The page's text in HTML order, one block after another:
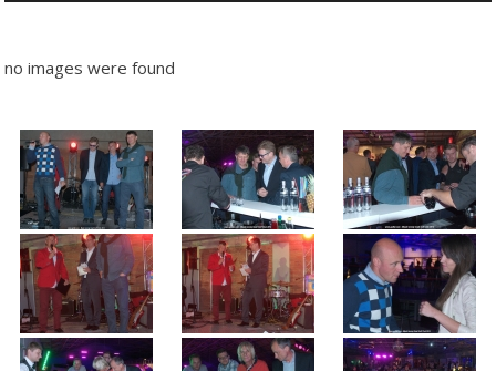
no images were found